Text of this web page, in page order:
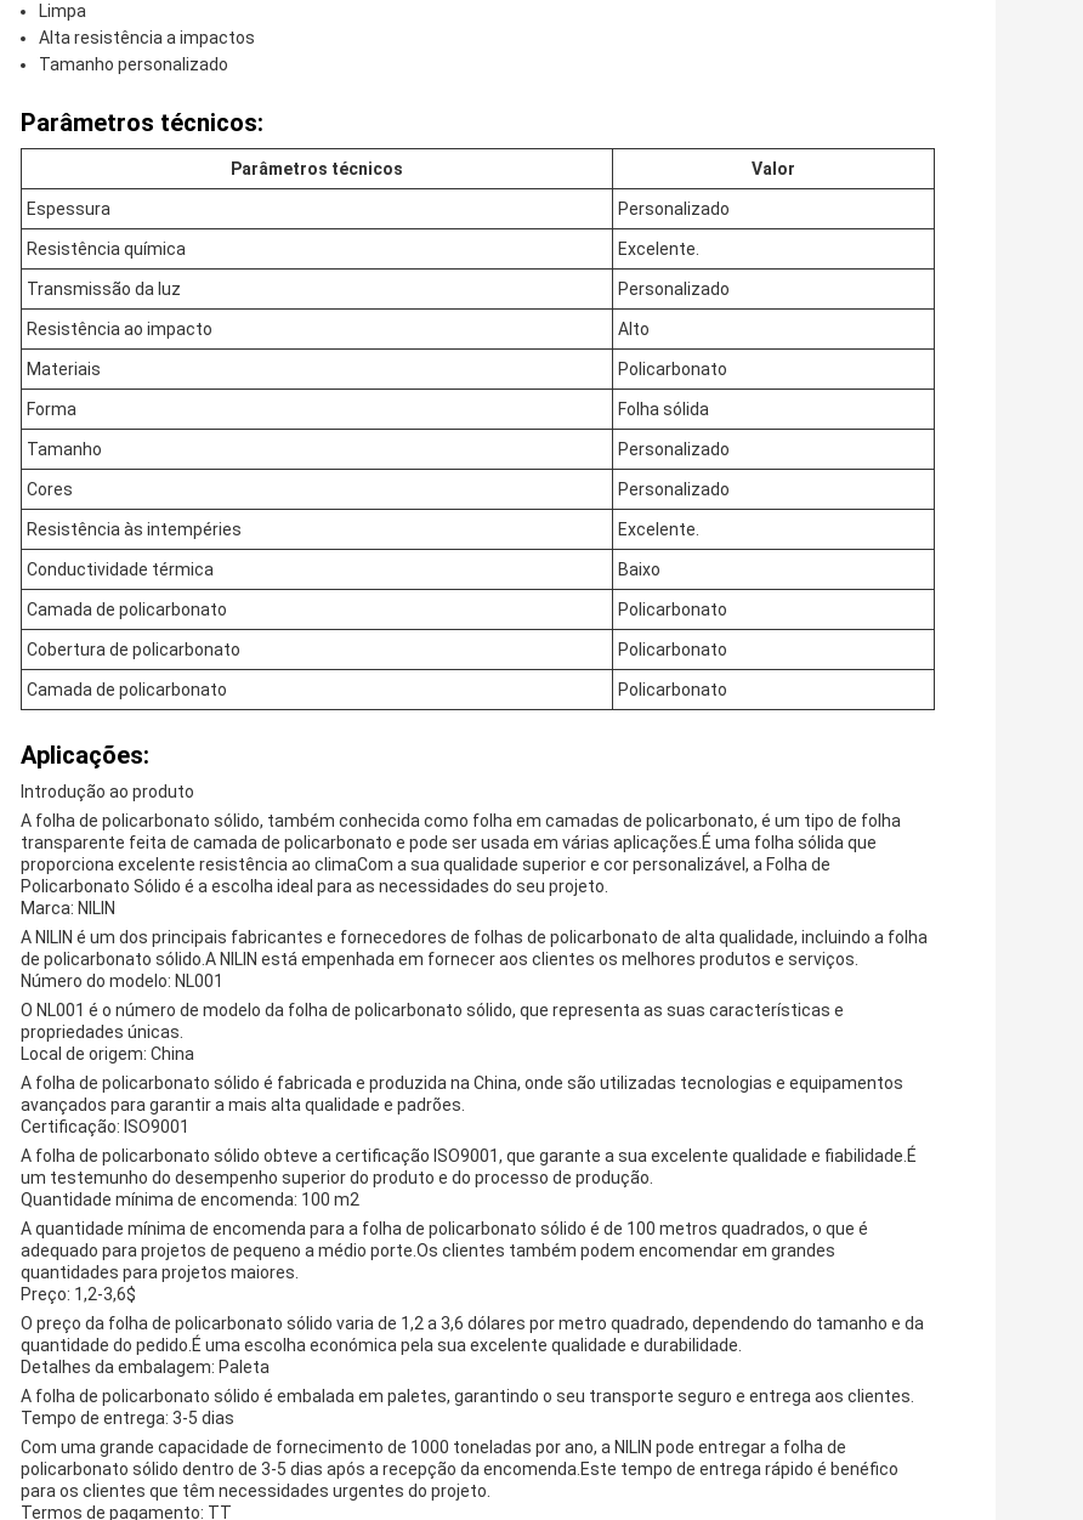
Limpa
Alta resistência a impactos
Tamanho personalizado
Parâmetros técnicos:
Parâmetros técnicos Valor
Espessura Personalizado
Resistência química Excelente.
Transmissão da luz Personalizado
Resistência ao impacto Alto
Materiais Policarbonato
Forma Folha sólida
Tamanho Personalizado
Cores Personalizado
Resistência às intempéries Excelente.
Conductividade térmica Baixo
Camada de policarbonato Policarbonato
Cobertura de policarbonato Policarbonato
Camada de policarbonato Policarbonato
Aplicações:
Introdução ao produto
A folha de policarbonato sólido, também conhecida como folha em camadas de policarbonato, é um tipo de folha
transparente feita de camada de policarbonato e pode ser usada em várias aplicações.É uma folha sólida que
proporciona excelente resistência ao climaCom a sua qualidade superior e cor personalizável, a Folha de
Policarbonato Sólido é a escolha ideal para as necessidades do seu projeto.
Marca: NILIN
A NILIN é um dos principais fabricantes e fornecedores de folhas de policarbonato de alta qualidade, incluindo a folha
de policarbonato sólido.A NILIN está empenhada em fornecer aos clientes os melhores produtos e serviços.
Número do modelo: NL001
O NL001 é o número de modelo da folha de policarbonato sólido, que representa as suas características e
propriedades únicas.
Local de origem: China
A folha de policarbonato sólido é fabricada e produzida na China, onde são utilizadas tecnologias e equipamentos
avançados para garantir a mais alta qualidade e padrões.
Certificação: ISO9001
A folha de policarbonato sólido obteve a certificação ISO9001, que garante a sua excelente qualidade e fiabilidade.É
um testemunho do desempenho superior do produto e do processo de produção.
Quantidade mínima de encomenda: 100 m2
A quantidade mínima de encomenda para a folha de policarbonato sólido é de 100 metros quadrados, o que é
adequado para projetos de pequeno a médio porte.Os clientes também podem encomendar em grandes
quantidades para projetos maiores.
Preço: 1,2-3,6$
O preço da folha de policarbonato sólido varia de 1,2 a 3,6 dólares por metro quadrado, dependendo do tamanho e da
quantidade do pedido.É uma escolha económica pela sua excelente qualidade e durabilidade.
Detalhes da embalagem: Paleta
A folha de policarbonato sólido é embalada em paletes, garantindo o seu transporte seguro e entrega aos clientes.
Tempo de entrega: 3-5 dias
Com uma grande capacidade de fornecimento de 1000 toneladas por ano, a NILIN pode entregar a folha de
policarbonato sólido dentro de 3-5 dias após a recepção da encomenda.Este tempo de entrega rápido é benéfico
para os clientes que têm necessidades urgentes do projeto.
Termos de pagamento: TT